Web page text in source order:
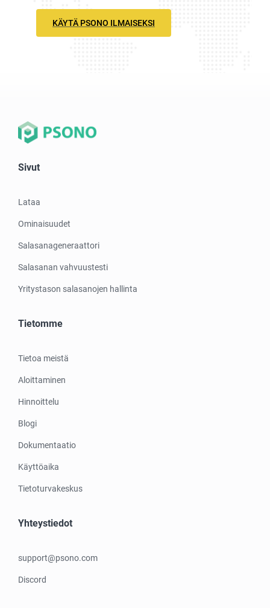
KÄYTÄ PSONO ILMAISEKSI
Sivut
Lataa
Ominaisuudet
Salasanageneraattori
Salasanan vahvuustesti
Yritystason salasanojen hallinta
Tietomme
Tietoa meistä
Aloittaminen
Hinnoittelu
Blogi
Dokumentaatio
Käyttöaika
Tietoturvakeskus
Yhteystiedot
support@psono.com
Discord